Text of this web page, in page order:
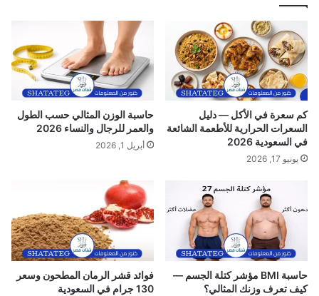
و
ا
ل
ج
ا
ح
ة
ف
ي
ا
ك
و
ت
كم سعرة في الأكل — دليل
السعرات الحرارية للأطعمة الشائعة
في السعودية 2026
يونيو 17, 2026
حاسبة الوزن المثالي حسب الطول
والعمر للرجال والنساء 2026
أبريل 1, 2026
حاسبة BMI مؤشر كتلة الجسم —
كيف تعرف وزنك المثالي؟
فوائد قشر الرمان المطحون وسعر
130 جرام في السعودية